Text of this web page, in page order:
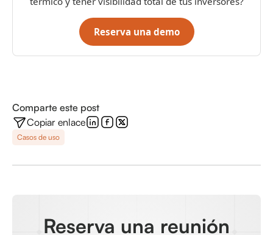
Reserva una demo
Comparte este post
Copiar enlace
Casos de uso
Reserva una reunión